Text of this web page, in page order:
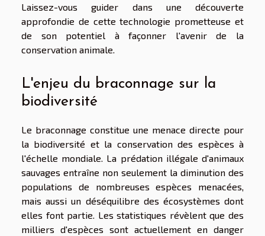
Laissez-vous guider dans une découverte
approfondie de cette technologie prometteuse et
de son potentiel à façonner l'avenir de la
conservation animale.
L'enjeu du braconnage sur la
biodiversité
Le braconnage constitue une menace directe pour
la biodiversité et la conservation des espèces à
l'échelle mondiale. La prédation illégale d'animaux
sauvages entraîne non seulement la diminution des
populations de nombreuses espèces menacées,
mais aussi un déséquilibre des écosystèmes dont
elles font partie. Les statistiques révèlent que des
milliers d'espèces sont actuellement en danger